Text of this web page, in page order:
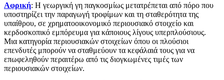
Αφρική: Η γεωργική γη παγκοσμίως μετατρέπεται από πόρο που
υποστηρίζει την παραγωγή τροφίμων και τη σταθερότητα της
υπαίθρου, σε χρηματοοικονομικό περιουσιακό στοιχείο και
κερδοσκοπικό εμπόρευμα για κάποιους λίγους υπερπλούσιους.
Μια κατηγορία περιουσιακών στοιχείων όπου οι πλούσιοι
επενδυτές μπορούν να σταθμεύουν τα κεφάλαιά τους για να
επωφεληθούν περαιτέρω από τις διογκωμένες τιμές των
περιουσιακών στοιχείων.